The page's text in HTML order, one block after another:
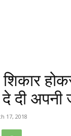
दी अपनी
17, 2018